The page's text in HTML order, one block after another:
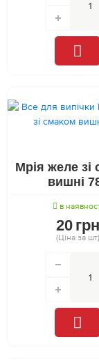
Мрія желе зі
вишні
в
20 грн
(Ціна за шт)